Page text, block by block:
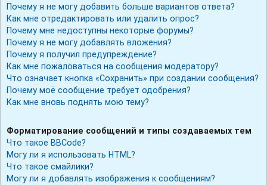
Почему я не могу добавить больше вариантов ответа?
Как мне отредактировать или удалить опрос?
Почему мне недоступны некоторые форумы?
Почему я не могу добавлять вложения?
Почему я получил предупреждение?
Как мне пожаловаться на сообщения модератору?
Что означает кнопка «Сохранить» при создании сообщения?
Почему моё сообщение требует одобрения?
Как мне вновь поднять мою тему?
Форматирование сообщений и типы создаваемых тем
Что такое BBCode?
Могу ли я использовать HTML?
Что такое смайлики?
Могу ли я добавлять изображения к сообщениям?